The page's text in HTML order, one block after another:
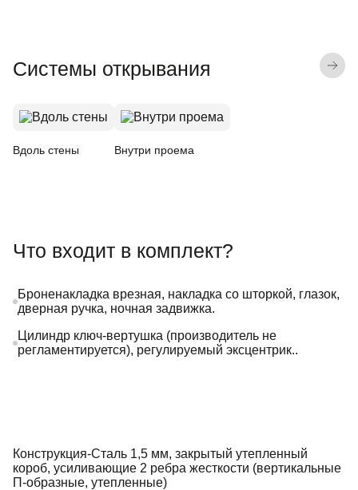
Системы открывания
Вдоль стены Внутри проема
Что входит в комплект?
Броненакладка врезная, накладка со шторкой, глазок,
дверная ручка, ночная задвижка.
Цилиндр ключ-вертушка (производитель не
регламентируется), регулируемый эксцентрик..
Конструкция-Сталь 1,5 мм, закрытый утепленный
короб, усиливающие 2 ребра жесткости (вертикальные
П-образные, утепленные)